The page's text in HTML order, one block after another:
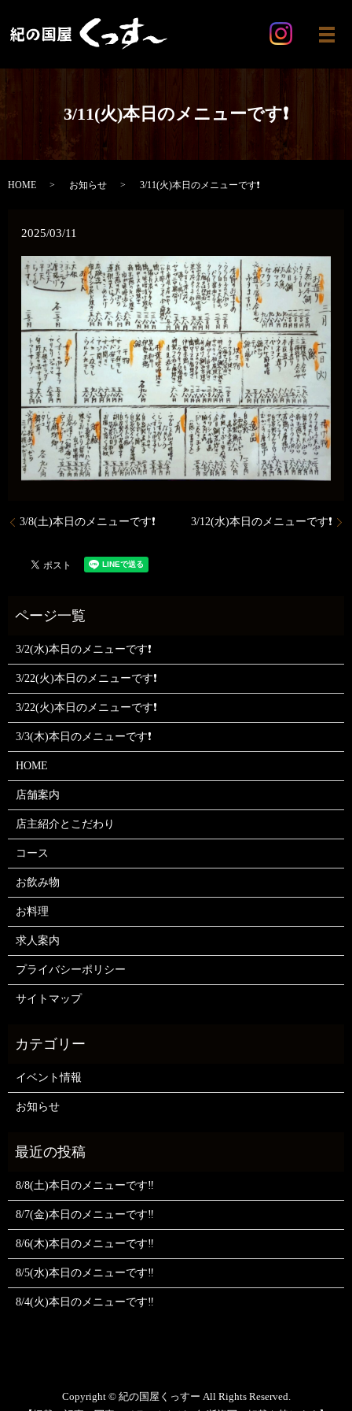
メ
3/11(火)本日のメニューです❗️
HOME お知らせ 3/11(火)本日のメニューです❗️
2025/03/11
3/8(土)本日のメニューです❗️ 3/12(水)本日のメニューです❗️
3/2(水)本日のメニューです❗
3/22(火)本日のメニューです❗
3/22(火)本日のメニューです❗
3/3(木)本日のメニューです❗
HOME
店舗案内
店主紹介とこだわり
コース
お飲み物
お料理
求人案内
プライバシーポリシー
サイトマップ
イベント情報
お知らせ
8/8(土)本日のメニューです‼️
8/7(金)本日のメニューです‼️
8/6(木)本日のメニューです‼️
8/5(水)本日のメニューです‼️
8/4(火)本日のメニューです‼️
Copyright © 紀の国屋くっすー All Rights Reserved.